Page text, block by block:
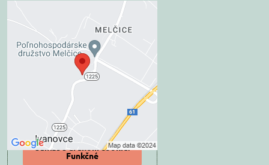
Externý obsah je
blokovaný Voľbami
súkromia
Prajete si načítať externý obsah?
Povoliť tentokrát
Povoliť a zapamätať -
súhlas s druhom cookie:
Funkčné